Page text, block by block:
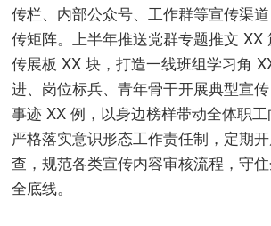
传栏、内部公众号、工作群等宣传渠
传矩阵。上半年推送党群专题推文 XX
传展板 XX 块，打造一线班组学习角
进、岗位标兵、青年骨干开展典型宣
事迹 XX 例，以身边榜样带动全体职工
严格落实意识形态工作责任制，定期
查，规范各类宣传内容审核流程，守
全底线。